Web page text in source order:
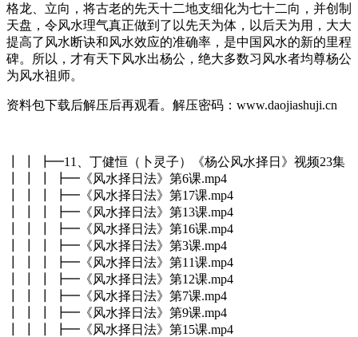
格龙、立向，将古老的先天十二地支细化为七十二向，并创制
天盘，令风水理气真正做到了以先天为体，以后天为用，大大
提高了风水断诀和风水效应的准确率，是中国风水的新的里程
碑。所以，才有天下风水出杨公，绝大多数习风水者均尊杨公
为风水祖师。
资料包下载后解压后再观看。解压密码：www.daojiashuji.cn
┃ ┃ ┣━11、丁健恒（卜灵子）《杨公风水择日》视频23集
┃ ┃ ┃ ┣━《风水择日法》第6课.mp4
┃ ┃ ┃ ┣━《风水择日法》第17课.mp4
┃ ┃ ┃ ┣━《风水择日法》第13课.mp4
┃ ┃ ┃ ┣━《风水择日法》第16课.mp4
┃ ┃ ┃ ┣━《风水择日法》第3课.mp4
┃ ┃ ┃ ┣━《风水择日法》第11课.mp4
┃ ┃ ┃ ┣━《风水择日法》第12课.mp4
┃ ┃ ┃ ┣━《风水择日法》第7课.mp4
┃ ┃ ┃ ┣━《风水择日法》第9课.mp4
┃ ┃ ┃ ┣━《风水择日法》第15课.mp4